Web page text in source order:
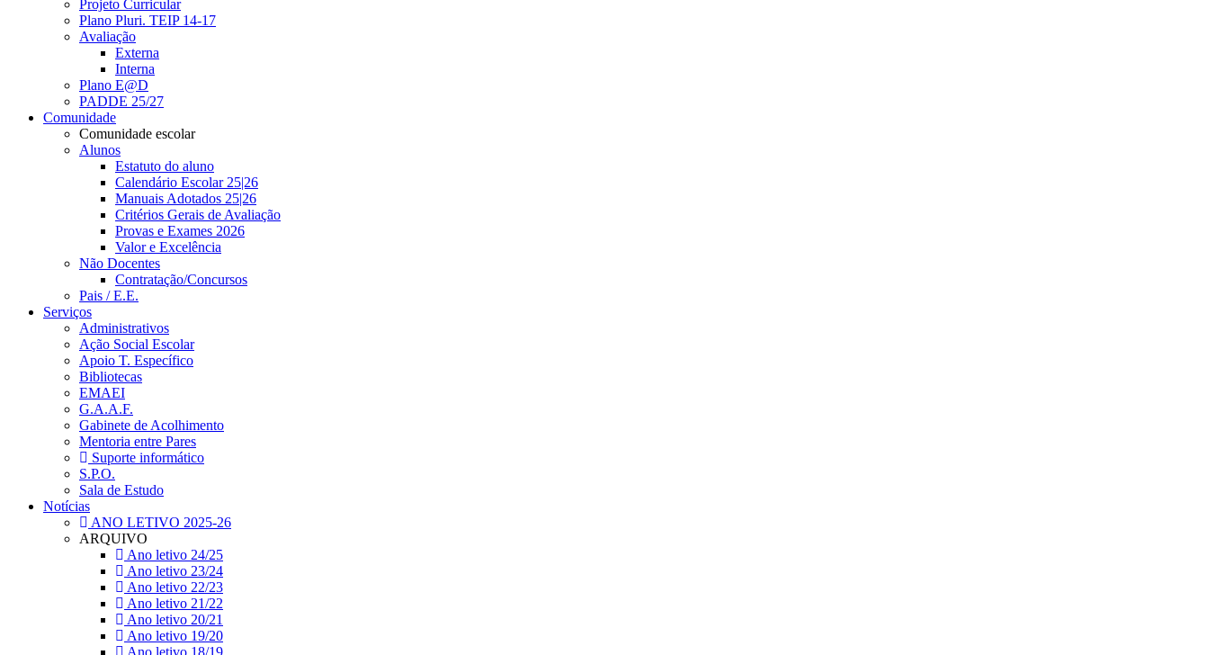
Projeto Curricular
Plano Pluri. TEIP 14-17
Avaliação
Externa
Interna
Plano E@D
PADDE 25/27
Comunidade
Comunidade escolar
Alunos
Estatuto do aluno
Calendário Escolar 25|26
Manuais Adotados 25|26
Critérios Gerais de Avaliação
Provas e Exames 2026
Valor e Excelência
Não Docentes
Contratação/Concursos
Pais / E.E.
Serviços
Administrativos
Ação Social Escolar
Apoio T. Específico
Bibliotecas
EMAEI
G.A.A.F.
Gabinete de Acolhimento
Mentoria entre Pares
Suporte informático
S.P.O.
Sala de Estudo
Notícias
ANO LETIVO 2025-26
ARQUIVO
Ano letivo 24/25
Ano letivo 23/24
Ano letivo 22/23
Ano letivo 21/22
Ano letivo 20/21
Ano letivo 19/20
Ano letivo 18/19